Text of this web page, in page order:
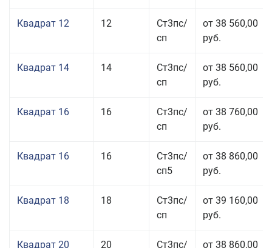
Квадрат 12 12
Ст3пс/
сп
от 38 560,00
руб.
Квадрат 14 14
Ст3пс/
сп
от 38 560,00
руб.
Квадрат 16 16
Ст3пс/
сп
от 38 760,00
руб.
Квадрат 16 16
Ст3пс/
сп5
от 38 860,00
руб.
Квадрат 18 18
Ст3пс/
сп
от 39 160,00
руб.
Квадрат 20 20 Ст3пс/ от 38 860,00